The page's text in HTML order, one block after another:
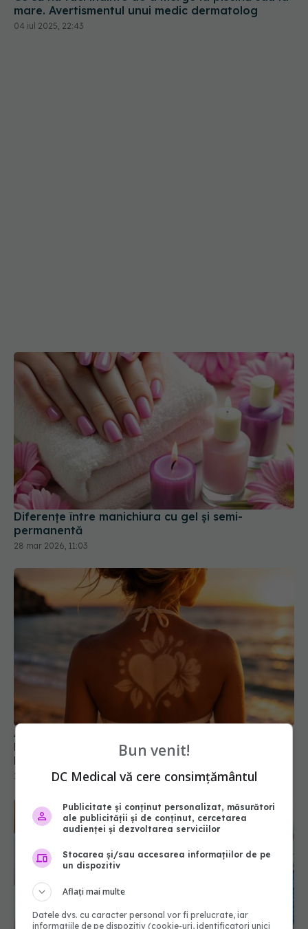
mare. Avertismentul unui medic dermatolog
04 iul 2025, 22:43
Diferențe între manichiura cu gel și semi-
permanentă
28 mar 2026, 11:03
Adevărul despre noul trend cu șabloane de
bronz. Cum o simplă modă te poate duce direct
la cancer de piele
11 iul 2026, 20:43
Bun venit!
DC Medical vă cere consimțământul
Publicitate și conținut personalizat, măsurători
ale publicității și de conținut, cercetarea
audienței și dezvoltarea serviciilor
Stocarea și/sau accesarea informațiilor de pe
un dispozitiv
Aflați mai multe
Datele dvs. cu caracter personal vor fi prelucrate, iar
informațiile de pe dispozitiv (cookie-uri, identificatori unici